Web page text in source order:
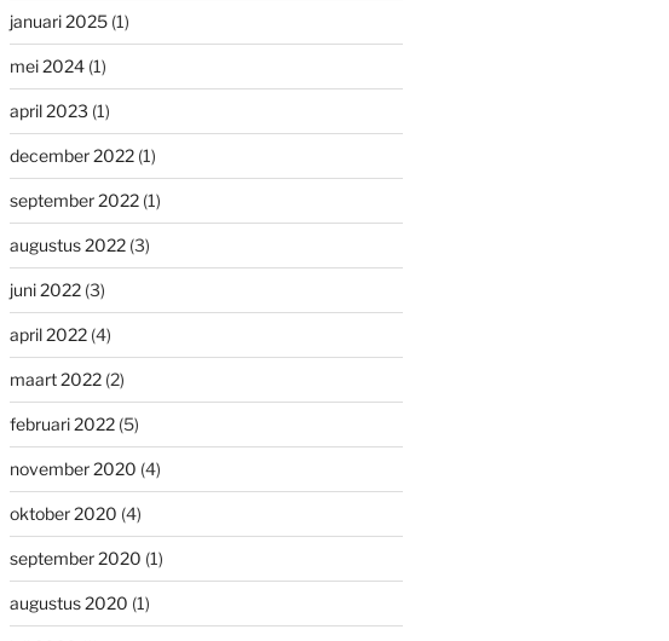
januari 2025(1)
mei 2024(1)
april 2023 (1)
december 2022(1)
september 2022(1)
augustus 2022(3)
juni 2022(3)
april 2022(4)
maart 2022(2)
februari 2022(5)
november 2020 (4)
oktober 2020 (4)
september 2020 (1)
augustus 2020 (1)